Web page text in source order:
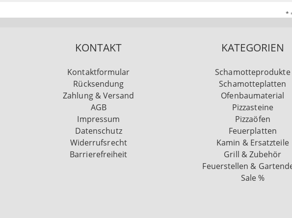
*
KONTAKT
Kontaktformular
Rücksendung
Zahlung & Versand
AGB
Impressum
Datenschutz
Widerrufsrecht
Barrierefreiheit
KATEGORIEN
Schamotteprodukte
Schamotteplatten
Ofenbaumaterial
Pizzasteine
Pizzaöfen
Feuerplatten
Kamin & Ersatzteile
Grill & Zubehör
Feuerstellen &
Sale %